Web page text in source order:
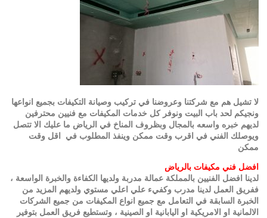
لا تشيل هم مع شركتنا وعروضنا في تركيب وصيانة التكيفات بجميع انواعها
ونجيكم لحد باب البيت ونوفر كل خدمات المكيفات مع فنيين محترفين
لديهم خبره واسعه بالمجال وبظروف المناخ في الرياض ما عليك الا تتصل
ويوصلك الفني في اقرب وقت ممكن وينفذ المطلوب في اقل وقت
ممكن
افضل فني مكيفات بالرياض
لدينا افضل الفنيين بالمملكة عمالة مدربة ولديها الكفاءة والخبرة الواسعة ،
ففريق العمل لدينا مدرب وكفيء علي اعلي مستوي ولديهم المزيد من
الخبرة السابقة في التعامل مع جميع انواع المكيفات من جميع الشركات
الالمانية او الامريكية او اليابانية او الصينية ، وتستطيع فريق العمل بتوفير